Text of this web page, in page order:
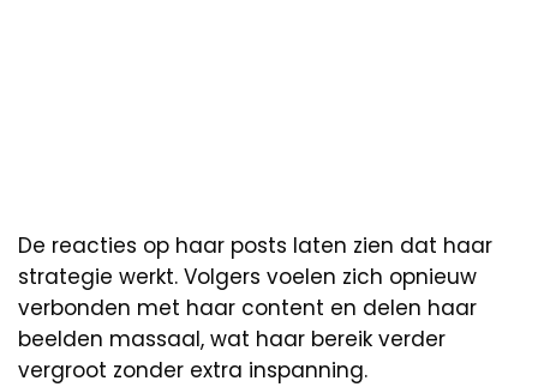
De reacties op haar posts laten zien dat haar
strategie werkt. Volgers voelen zich opnieuw
verbonden met haar content en delen haar
beelden massaal, wat haar bereik verder
vergroot zonder extra inspanning.